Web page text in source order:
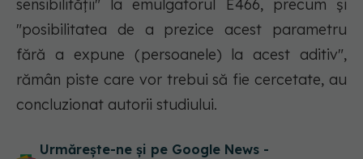
sensibilităţii" la emulgatorul E466, precum şi
"posibilitatea de a prezice acest parametru
fără a expune (persoanele) la acest aditiv",
rămân piste care vor trebui să fie cercetate, au
concluzionat autorii studiului.
Urmărește-ne și pe Google News -